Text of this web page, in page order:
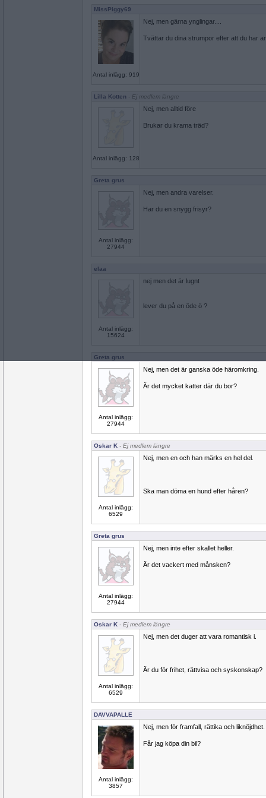
MissPiggy69
Antal inlägg: 919
Nej, men gärna ynglingar....
Tvättar du dina strumpor efter att du har
Lilla Kotten - Ej medlem längre
Antal inlägg: 128
Nej, men alltid före
Brukar du krama träd?
Greta grus
Antal inlägg:
27944
Nej, men andra varelser.
Har du en snygg frisyr?
elaa
Antal inlägg:
15624
nej men det är lugnt
lever du på en öde ö ?
Greta grus
Antal inlägg:
27944
Nej, men det är ganska öde häromkring.
Är det mycket katter där du bor?
Oskar K - Ej medlem längre
Antal inlägg:
6529
Nej, men en och han märks en hel del.
Ska man döma en hund efter håren?
Greta grus
Antal inlägg:
27944
Nej, men inte efter skallet heller.
Är det vackert med månsken?
Oskar K - Ej medlem längre
Antal inlägg:
6529
Nej, men det duger att vara romantisk i.
Är du för frihet, rättvisa och syskonskap?
DAVVAPALLE
Antal inlägg:
3857
Nej, men för framfall, rättika och liknöjdhet.
Får jag köpa din bil?